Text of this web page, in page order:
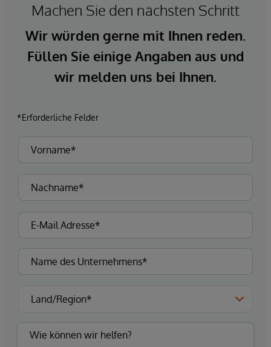
Machen Sie den nächsten Schritt
Wir würden gerne mit Ihnen reden.
Füllen Sie einige Angaben aus und
wir melden uns bei Ihnen.
*Erforderliche Felder